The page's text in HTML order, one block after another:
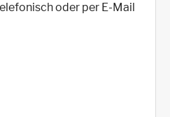
oder per E-Mail